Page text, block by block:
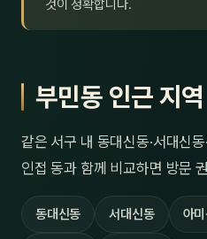
것이 정확합니다.
부민동 인근 지역
같은 서구 내 동대신동·서대신동
인접 동과 함께 비교하면 방문
동대신동 서대신동 아